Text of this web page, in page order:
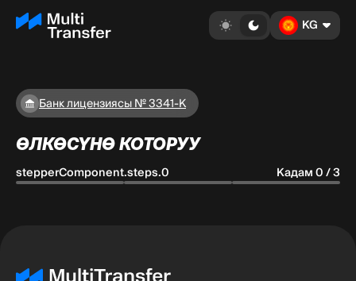
KG
Банк лицензиясы № 3341-К
ӨЛКӨСҮНӨ КОТОРУУ
stepperComponent.steps.0 Кадам 0 / 3